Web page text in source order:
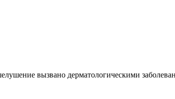
вызвано дерматологическими